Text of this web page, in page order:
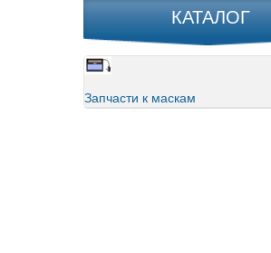
КАТАЛОГ
Запчасти к маскам